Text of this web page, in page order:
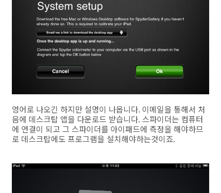
영어로 나오긴 하지만 설명이 나옵니다. 이메일을 통해서 처
음에 데스크탑 앱을 다운로드 받습니다. 스파이더는 컴퓨터
에 연결이 되고 그 스파이더를 아이패드에 측정을 해야하므
로 데스크탑에도 프로그램을 설치해야하는것이죠.